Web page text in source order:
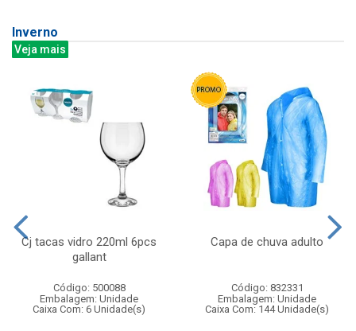
Inverno
Veja mais
Cj tacas vidro 220ml 6pcs
gallant
Código: 500088
Embalagem: Unidade
Caixa Com: 6 Unidade(s)
Capa de chuva adulto
Código: 832331
Embalagem: Unidade
Caixa Com: 144 Unidade(s)